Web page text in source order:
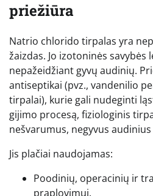
priežiūra
Natrio chlorido tirpalas yra
žaizdas. Jo izotoninės savybės
nepažeidžiant gyvų audinių.
antiseptikai (pvz., vandenilio
tirpalai), kurie gali nudeginti
gijimo procesą, fiziologinis
nešvarumus, negyvus
Jis plačiai naudojamas:
Poodinių, operacinių ir
praplovimui.